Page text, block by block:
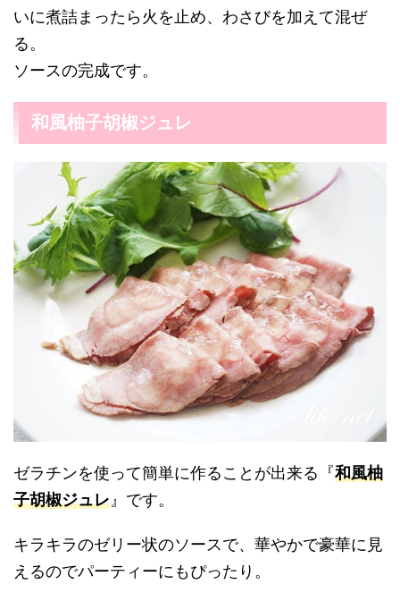
いに煮詰まったら火を止め、わさびを加えて混ぜ
る。
ソースの完成です。
和風柚子胡椒ジュレ
ゼラチンを使って簡単に作ることが出来る『和風柚
子胡椒ジュレ 』です。
キラキラのゼリー状のソースで、華やかで豪華に見
えるのでパーティーにもぴったり。